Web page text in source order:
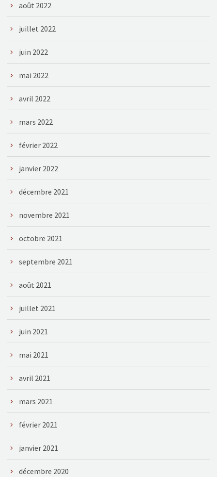
août 2022
juillet 2022
juin 2022
mai 2022
avril 2022
mars 2022
février 2022
janvier 2022
décembre 2021
novembre 2021
octobre 2021
septembre 2021
août 2021
juillet 2021
juin 2021
mai 2021
avril 2021
mars 2021
février 2021
janvier 2021
décembre 2020